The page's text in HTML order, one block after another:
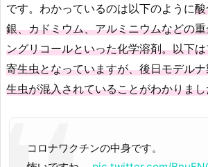
です。わかっているのは以下のように
銀、カドミウム、アルミニウムなどの
ングリコールといった化学溶剤。以下
寄生虫となっていますが、後日モデル
生虫が混入されていることがわかりま
コロナワクチンの中身です。